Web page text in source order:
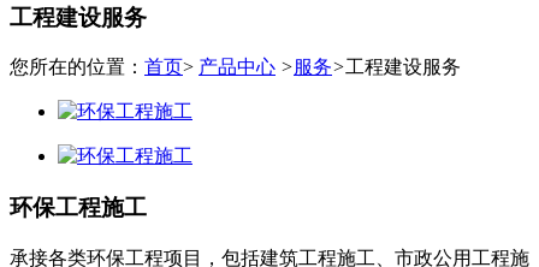
工程建设服务
您所在的位置： 首页> 产品中心 >服务>工程建设服务
环保工程施工
承接各类环保工程项目，包括建筑工程施工、市政公用工程施